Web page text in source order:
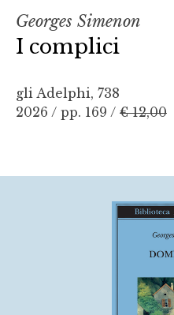
Georges Simenon
I complici
gli Adelphi, 738
2026 / pp. 169 / € 12,00